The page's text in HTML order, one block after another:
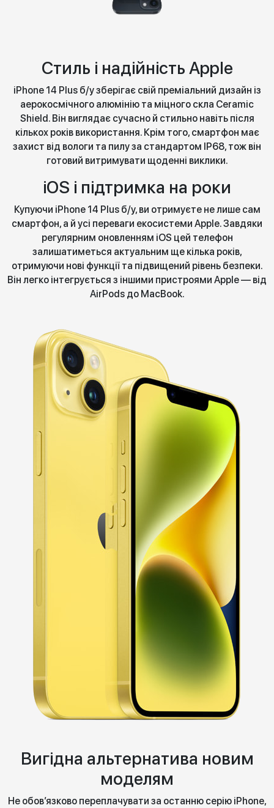
Стиль і надійність Apple
iPhone 14 Plus б/у зберігає свій преміальний дизайн із
аерокосмічного алюмінію та міцного скла Ceramic
Shield. Він виглядає сучасно й стильно навіть після
кількох років використання. Крім того, смартфон має
захист від вологи та пилу за стандартом IP68, тож він
готовий витримувати щоденні виклики.
iOS і підтримка на роки
Купуючи iPhone 14 Plus б/у, ви отримуєте не лише сам
смартфон, а й усі переваги екосистеми Apple. Завдяки
регулярним оновленням iOS цей телефон
залишатиметься актуальним ще кілька років,
отримуючи нові функції та підвищений рівень безпеки.
Він легко інтегрується з іншими пристроями Apple — від
AirPods до MacBook.
Вигідна альтернатива новим
моделям
Не обов’язково переплачувати за останню серію iPhone,